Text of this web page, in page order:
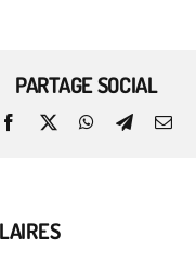
PARTAGE SOCIAL
Facebook
X WhatsApp
Telegram